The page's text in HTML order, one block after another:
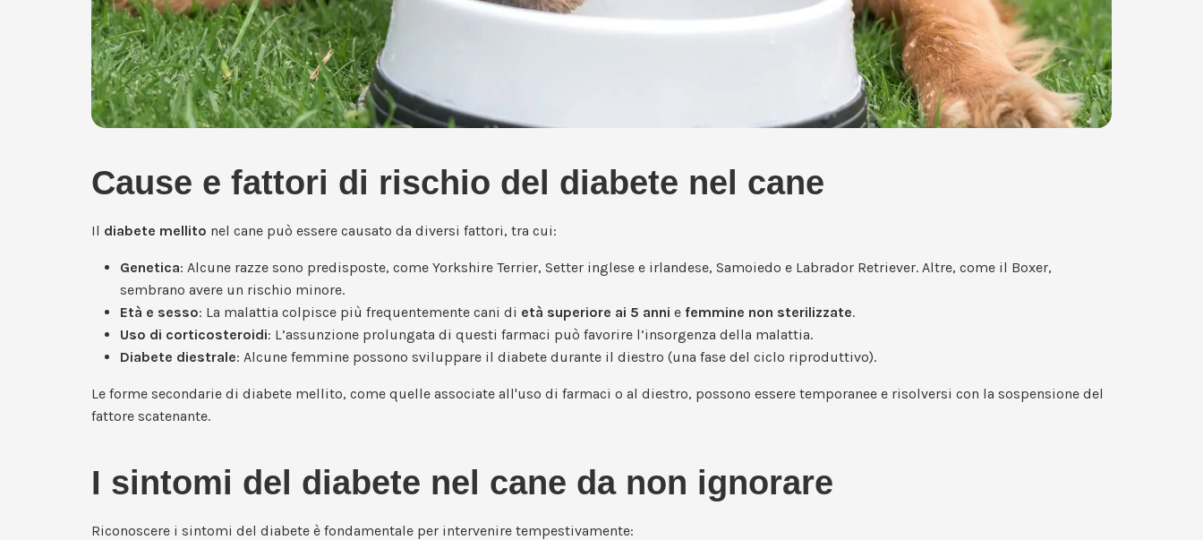
Cause e fattori di rischio del diabete nel cane
Il diabete mellito nel cane può essere causato da diversi fattori, tra cui:
Genetica: Alcune razze sono predisposte, come Yorkshire Terrier, Setter inglese e irlandese, Samoiedo e Labrador Retriever. Altre, come il Boxer,
sembrano avere un rischio minore.
Età e sesso: La malattia colpisce più frequentemente cani di età superiore ai 5 anni e femmine non sterilizzate.
Uso di corticosteroidi: L’assunzione prolungata di questi farmaci può favorire l’insorgenza della malattia.
Diabete diestrale: Alcune femmine possono sviluppare il diabete durante il diestro (una fase del ciclo riproduttivo).
Le forme secondarie di diabete mellito, come quelle associate all'uso di farmaci o al diestro, possono essere temporanee e risolversi con la sospensione del
fattore scatenante.
I sintomi del diabete nel cane da non ignorare
Riconoscere i sintomi del diabete è fondamentale per intervenire tempestivamente: